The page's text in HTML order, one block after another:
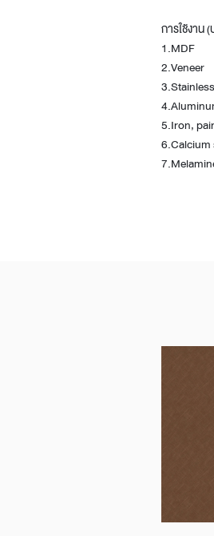
การใช้งาน
1.MDF
2.Veneer
5.Iron,